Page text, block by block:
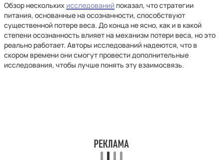
Обзор нескольких исследований показал, что стратегии
питания, основанные на осознанности, способствуют
существенной потере веса. До конца не ясно, как и в какой
степени осознанность влияет на механизм потери веса, но это
реально работает. Авторы исследований надеются, что в
скором времени они смогут провести дополнительные
исследования, чтобы лучше понять эту взаимосвязь.